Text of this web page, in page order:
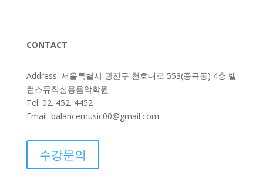
CONTACT
Address. 서울특별시 광진구 천호대로 553(중곡동) 4층 밸
런스뮤직실용음악학원
Tel. 02. 452. 4452
Email. balancemusic00@gmail.com
수강문의